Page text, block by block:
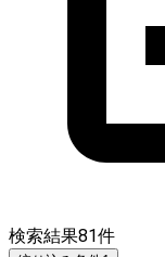
検索結果81件